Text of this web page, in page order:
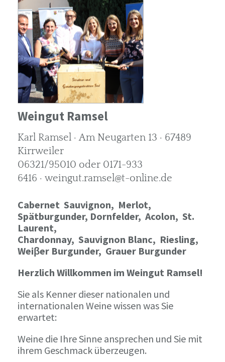
Weingut Ramsel
Karl Ramsel · Am Neugarten 13 · 67489
Kirrweiler
06321/95010 oder 0171-933
6416 · weingut.ramsel@t-online.de
Cabernet Sauvignon, Merlot,
Spätburgunder, Dornfelder, Acolon, St.
Laurent,
Chardonnay, Sauvignon Blanc, Riesling,
Weiβer Burgunder, Grauer Burgunder
Herzlich Willkommen im Weingut Ramsel!
Sie als Kenner dieser nationalen und
internationalen Weine wissen was Sie
erwartet:
Weine die Ihre Sinne ansprechen und Sie mit
ihrem Geschmack überzeugen.